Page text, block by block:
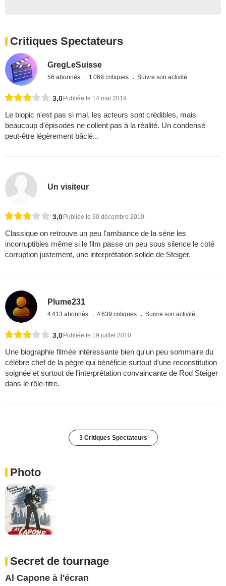
Critiques Spectateurs
GregLeSuisse
56 abonnés 1 069 critiques Suivre son activité
3,0Publiée le 14 mai 2019
Le biopic n'est pas si mal, les acteurs sont crédibles, mais
beaucoup d'épisodes ne collent pas à la réalité. Un condensé
peut-être légèrement bâclé...
Un visiteur
3,0Publiée le 30 décembre 2010
Classique on retrouve un peu l'ambiance de la série les
incorruptibles même si le film passe un peu sous silence le coté
corruption justement, une interprétation solide de Steiger.
Plume231
4 413 abonnés 4 639 critiques Suivre son activité
3,0 Publiée le 19 juillet 2010
Une biographie filmée intéressante bien qu'un peu sommaire du
célèbre chef de la pègre qui bénéficie surtout d'une reconstitution
soignée et surtout de l'interprétation convaincante de Rod Steiger
dans le rôle-titre.
3 Critiques Spectateurs
Photo
Secret de tournage
Al Capone à l'écran